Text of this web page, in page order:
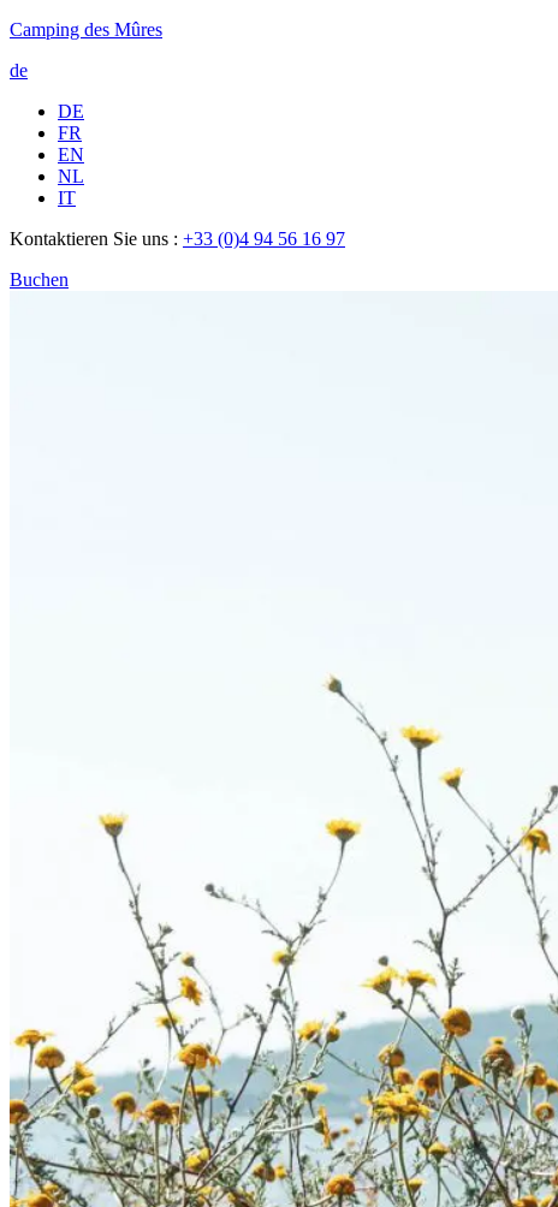
Camping des Mûres
de
DE
FR
EN
NL
IT
Kontaktieren Sie uns : +33 (0)4 94 56 16 97
Buchen